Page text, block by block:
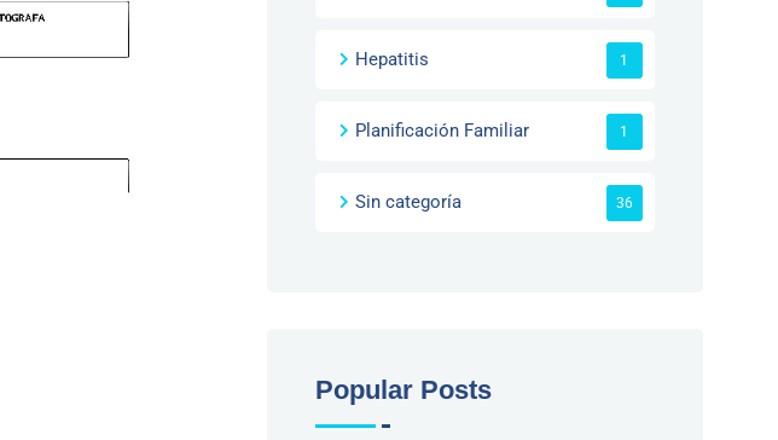
Hepatitis 1
Planificación Familiar 1
Sin categoría 36
Popular Posts